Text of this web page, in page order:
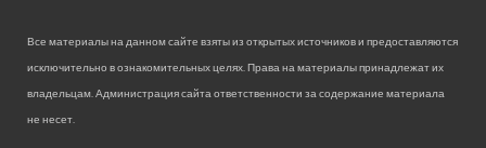
Все материалы на данном сайте взяты из открытых источников и предоставляются
исключительно в ознакомительных целях. Права на материалы принадлежат их
владельцам. Администрация сайта ответственности за содержание материала
не несет.